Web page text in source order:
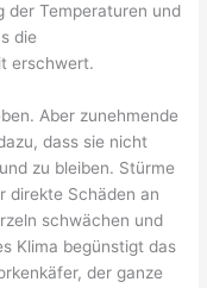
der Temperaturen und
die
erschwert.
Aber zunehmende
dass sie nicht
zu bleiben. Stürme
direkte Schäden an
schwächen und
Klima begünstigt das
der ganze